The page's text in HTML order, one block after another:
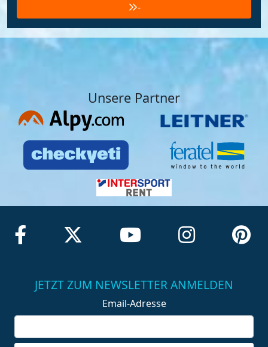
-
Unsere Partner
JETZT ZUM NEWSLETTER ANMELDEN
Email-Adresse